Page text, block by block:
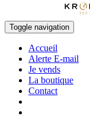
Toggle navigation
Accueil
Alerte E-mail
Je vends
La boutique
Contact